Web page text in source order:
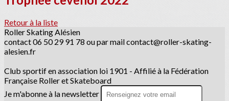
Retour à la liste
Roller Skating Alésien
contact 06 50 29 91 78 ou par mail contact@roller-skating-
alesien.fr
Club sportif en association loi 1901 - Affilié à la Fédération
Française Roller et Skateboard
Je m'abonne à la newsletter